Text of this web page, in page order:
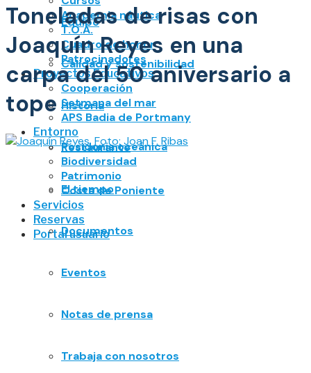
Academia náutica
T.O.A.
Cuadro de honor
Patrocinadores
Proyectos Educativos
Cooperación
Setmana del mar
APS Badia de Portmany
Entorno
Posidonia oceánica
Biodiversidad
Patrimonio
Costa de Poniente
Servicios
Reservas
Portal usuario
Equipo
Calidad y sostenibilidad
Historia
Restaurante
El tiempo
Documentos
Eventos
Notas de prensa
Trabaja con nosotros
Toneladas de risas con
Joaquín Reyes en una
carpa del 50 aniversario a
tope